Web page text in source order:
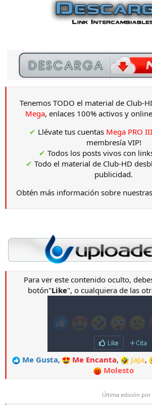
Tenemos TODO el material de Club-
Mega, enlaces 100% activos y
✔ Llévate tus cuentas Mega PRO III
membresía VIP!
✔ Todos los posts vivos con
✔ Todo el material de Club-HD
publicidad.
Obtén más información sobre nuestras
Para ver este contenido oculto,
botón"Like", o cualquiera de las
Me Gusta, Me Encanta, Jaja,
Molesto
Última edición